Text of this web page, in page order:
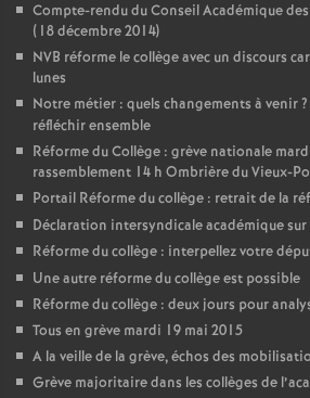
Compte-rendu du Conseil Académique
(18 décembre 2014)
NVB réforme le collège avec un discours
lunes
Notre métier : quels changements à venir
réfléchir ensemble
Réforme du Collège : grève nationale
rassemblement 14 h Ombrière du Vieux-
Portail Réforme du collège : retrait de la
Déclaration intersyndicale académique
Réforme du collège : interpellez votre
Une autre réforme du collège est possible
Réforme du collège : deux jours pour
Tous en grève mardi 19 mai 2015
A la veille de la grève, échos des
Grève majoritaire dans les collèges de